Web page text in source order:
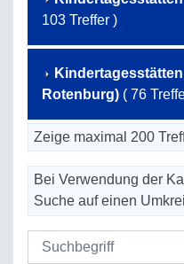
103 Treffer )
Rotenburg) ( 76
Zeige maximal 200
Bei Verwendung der
Suche auf einen